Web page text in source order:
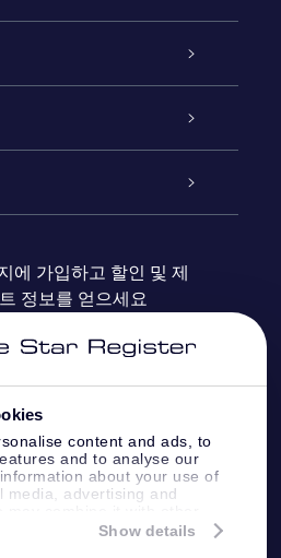
content and ads, to
and to analyse our
about your use of
media, advertising and
provided to them or that
Show details
VR 앱
에 가입하고 할인 및 제
정보를 얻으세요